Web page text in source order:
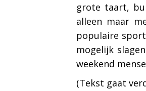
grote taart,
alleen maar
populaire
mogelijk
weekend
(Tekst gaat